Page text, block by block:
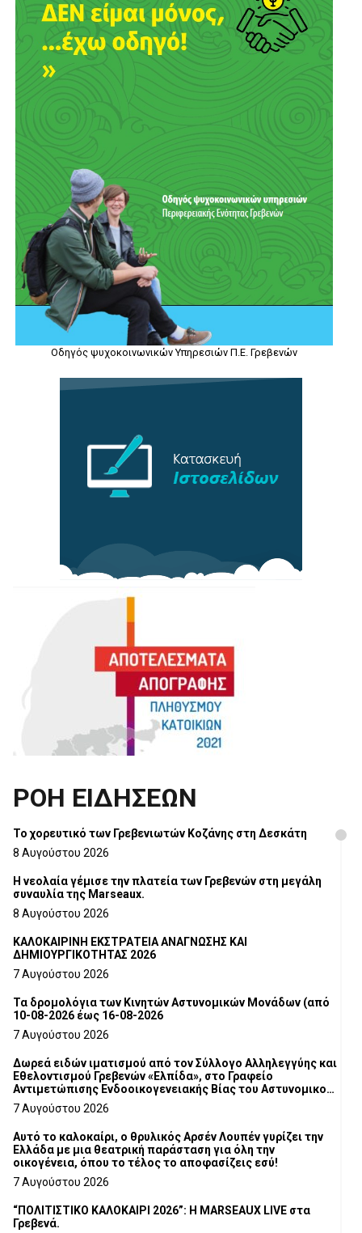
Οδηγός ψυχοκοινωνικών Υπηρεσιών Π.Ε. Γρεβενών
ΡΟΗ ΕΙΔΗΣΕΩΝ
Το χορευτικό των Γρεβενιωτών Κοζάνης στη Δεσκάτη
8 Αυγούστου 2026
Η νεολαία γέμισε την πλατεία των Γρεβενών στη μεγάλη
συναυλία της Marseaux.
8 Αυγούστου 2026
ΚΑΛΟΚΑΙΡΙΝΗ ΕΚΣΤΡΑΤΕΙΑ ΑΝΑΓΝΩΣΗΣ ΚΑΙ
ΔΗΜΙΟΥΡΓΙΚΟΤΗΤΑΣ 2026
7 Αυγούστου 2026
Τα δρομολόγια των Κινητών Αστυνομικών Μονάδων (από
10-08-2026 έως 16-08-2026
7 Αυγούστου 2026
Δωρεά ειδών ιματισμού από τον Σύλλογο Αλληλεγγύης και
Εθελοντισμού Γρεβενών «Ελπίδα», στο Γραφείο
Αντιμετώπισης Ενδοοικογενειακής Βίας του Αστυνομικού
Τμήματος Γρεβενών
7 Αυγούστου 2026
Αυτό το καλοκαίρι, ο θρυλικός Αρσέν Λουπέν γυρίζει την
Ελλάδα με μια θεατρική παράσταση για όλη την
οικογένεια, όπου το τέλος το αποφασίζεις εσύ!
7 Αυγούστου 2026
“ΠΟΛΙΤΙΣΤΙΚΟ ΚΑΛΟΚΑΙΡΙ 2026”: Η MARSEAUX LIVE στα
Γρεβενά.